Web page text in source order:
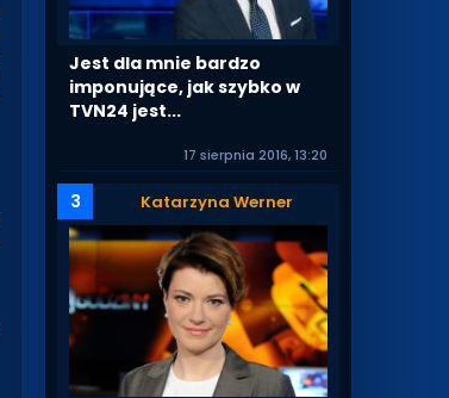
Jest dla mnie bardzo
imponujące, jak szybko w
TVN24 jest...
17 sierpnia 2016, 13:20
3 Katarzyna Werner